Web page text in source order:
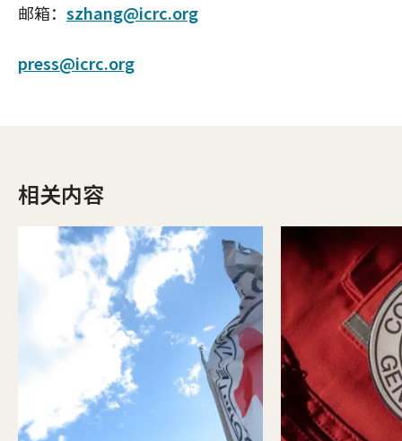
邮箱： szhang@icrc.org
press@icrc.org
相关内容